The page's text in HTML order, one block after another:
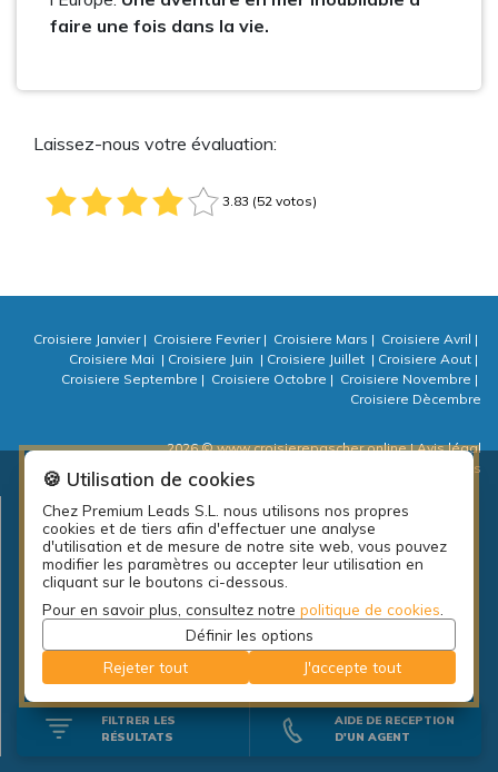
FILTRER LES
RÉSULTATS
AIDE DE RECEPTION
D'UN AGENT
faire une fois dans la vie.
Laissez-nous votre évaluation:
3.83 (52 votos)
Croisiere Janvier| Croisiere Fevrier| Croisiere Mars | Croisiere Avril |
Croisiere Mai | Croisiere Juin | Croisiere Juillet | Croisiere Aout |
Croisiere Septembre | Croisiere Octobre | Croisiere Novembre |
Croisiere Dècembre
2026 © www.croisierepascher.online | Avis légal
| Politique de confidentialité
| ⚙ Cookies
Plan d’emplois local de la diputación de A Coruña: PEL Emprende
actividades 2018.
🍪 Utilisation de cookies
Chez Premium Leads S.L. nous utilisons nos propres
cookies et de tiers afin d'effectuer une analyse
d'utilisation et de mesure de notre site web, vous pouvez
modifier les paramètres ou accepter leur utilisation en
cliquant sur le boutons ci-dessous.
Pour en savoir plus, consultez notrepolitique de cookies
Définir les options
Rejeter tout
J'accepte tout